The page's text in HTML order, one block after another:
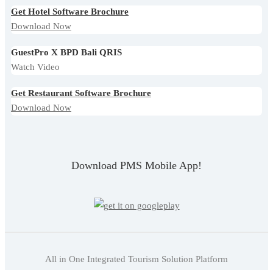
Get Hotel Software Brochure
Download Now
GuestPro X BPD Bali QRIS
Watch Video
Get Restaurant Software Brochure
Download Now
Download PMS Mobile App!
All in One Integrated Tourism Solution Platform